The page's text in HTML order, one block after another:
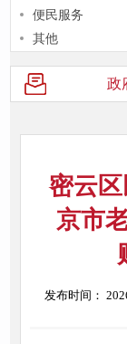
便民服务
其他
政
密云
京市
发布时间：